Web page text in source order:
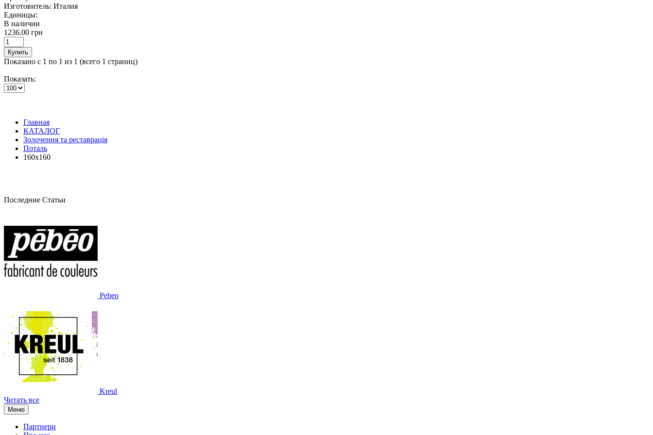
Изготовитель: Италия
Единицы:
В наличии
1236.00 грн
Купить
Показано с 1 по 1 из 1 (всего 1 страниц)
Показать:
Главная
КАТАЛОГ
Золочення та реставрація
Поталь
160х160
Последние Статьи
Pebeo
Kreul
Читать все
Меню
Партнери